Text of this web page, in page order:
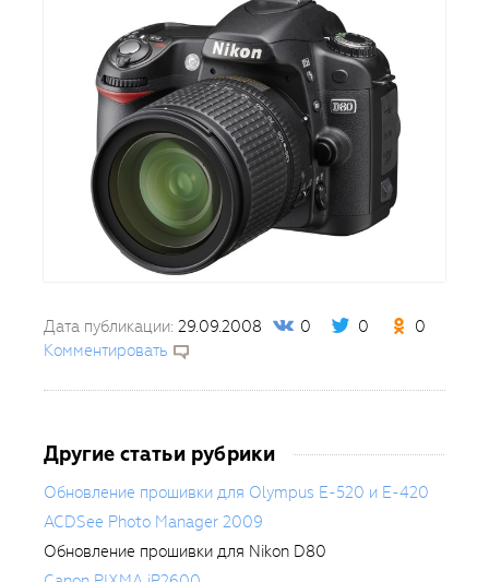
Дата публикации: 29.09.2008 0 0
0
Комментировать
Другие статьи рубрики
Обновление прошивки для Olympus E-520 и E-420
ACDSee Photo Manager 2009
Обновление прошивки для Nikon D80